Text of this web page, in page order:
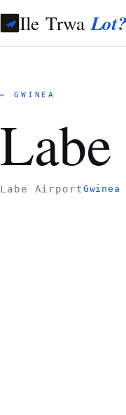
Ile TrwaLot?
← GWINEA
Labe Airport Gwinea